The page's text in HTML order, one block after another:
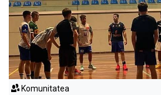
Komunitatea